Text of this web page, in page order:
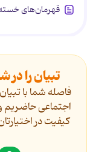
قهرمان‌های خسته
تبیان را
فاصله شما با
اجتماعی حاضریم
کیفیت در